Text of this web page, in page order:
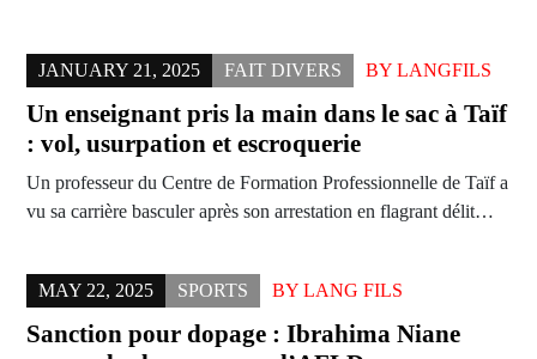
JANUARY 21, 2025 FAIT DIVERS BY LANGFILS
Un enseignant pris la main dans le sac à Taïf
: vol, usurpation et escroquerie
Un professeur du Centre de Formation Professionnelle de Taïf a
vu sa carrière basculer après son arrestation en flagrant délit…
MAY 22, 2025 SPORTS BY LANG FILS
Sanction pour dopage : Ibrahima Niane